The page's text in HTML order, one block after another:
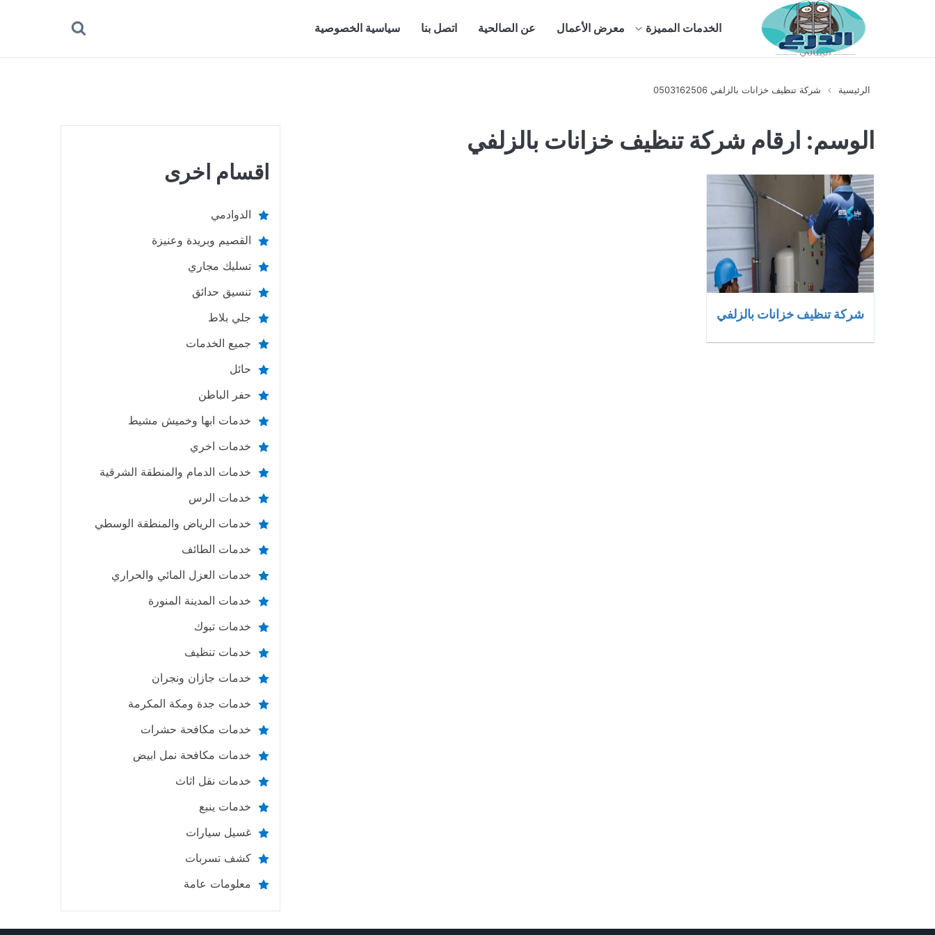
الخدمات المميزة معرض الأعمال عن الصالحية اتصل بنا سياسية الخصوصية
الرئيسية شركة تنظيف خزانات بالزلفي 0503162506
الوسم: ارقام شركة تنظيف خزانات بالزلفي
شركة تنظيف خزانات بالزلفي
اقسام اخرى
الدوادمي
القصيم وبريدة وعنيزة
تسليك مجاري
تنسيق حدائق
جلي بلاط
جميع الخدمات
حائل
حفر الباطن
خدمات ابها وخميش مشيط
خدمات اخري
خدمات الدمام والمنطقة الشرقية
خدمات الرس
خدمات الرياض والمنطقة الوسطي
خدمات الطائف
خدمات العزل المائي والحراري
خدمات المدينة المنورة
خدمات تبوك
خدمات تنظيف
خدمات جازان ونجران
خدمات جدة ومكة المكرمة
خدمات مكافحة حشرات
خدمات مكافحة نمل ابيض
خدمات نقل اثاث
خدمات ينبع
غسيل سيارات
كشف تسربات
معلومات عامة